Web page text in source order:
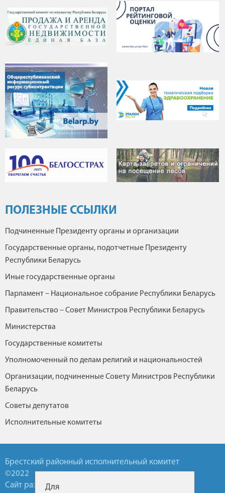
ПОЛЕЗНЫЕ ССЫЛКИ
Подчиненные Президенту органы и организации
Государственные органы, подотчетные Президенту
Республики Беларусь
Иные государственные органы
Парламент – Национальное собрание Республики Беларусь
Правительство – Совет Министров Республики Беларусь
Министерства
Государственные комитеты
Уполномоченный по делам религий и национальностей
Организации, подчиненные Совету Министров Республики
Беларусь
Советы депутатов
Исполнительные комитеты
Брестский районный исполнительный комитет
©2022
Сайт разработан УП БелТА
Для